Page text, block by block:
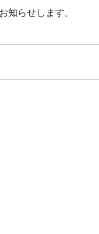
知らせします。